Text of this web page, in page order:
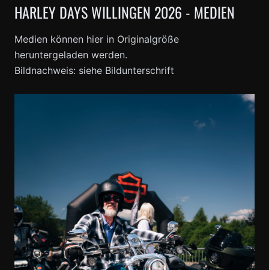
HARLEY DAYS WILLINGEN 2026 - MEDIEN
Medien können hier in Originalgröße
heruntergeladen werden.
Bildnachweis: siehe Bildunterschrift